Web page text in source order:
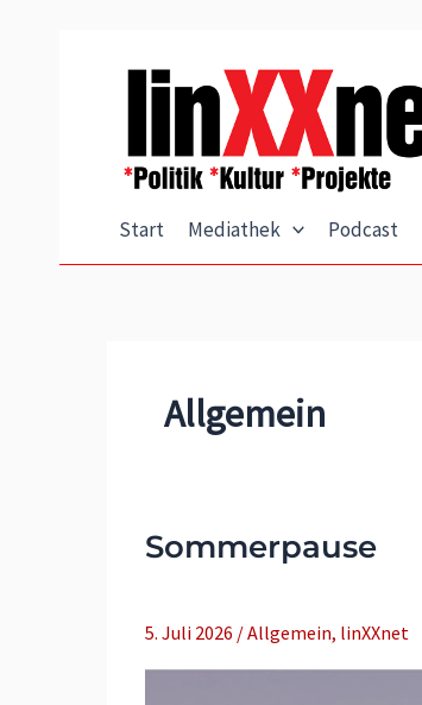
Start Mediathek Podcast
Allgemein
Sommerpause
5. Juli 2026 /Allgemein, linXXnet